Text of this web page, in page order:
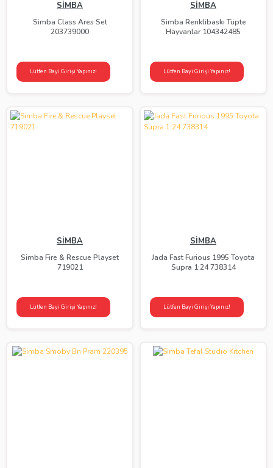
SİMBA
Simba Class Ares Set
203739000
Lütfen Bayi Girişi Yapınız!
SİMBA
Simba Renklibaskı Tüpte
Hayvanlar 104342485
Lütfen Bayi Girişi Yapınız!
SİMBA
Simba Fire & Rescue Playset
719021
Lütfen Bayi Girişi Yapınız!
SİMBA
Jada Fast Furious 1995 Toyota
Supra 1:24 738314
Lütfen Bayi Girişi Yapınız!